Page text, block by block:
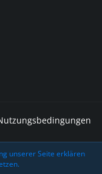
unserer Seite erklären